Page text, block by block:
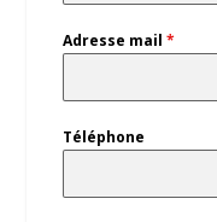
Adresse mail*
Téléphone